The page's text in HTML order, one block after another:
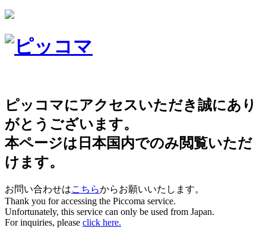
ピッコマにアクセスいただき誠にあり
がとうございます。
本ページは日本国内でのみ閲覧いただ
けます。
お問い合わせはこちらからお願いいたします。
Thank you for accessing the Piccoma service.
Unfortunately, this service can only be used from Japan.
For inquiries, please click here.